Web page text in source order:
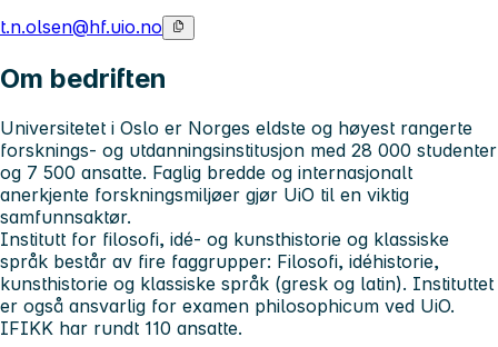
t.n.olsen@hf.uio.no
Om bedriften
Universitetet i Oslo er Norges eldste og høyest rangerte
forsknings- og utdanningsinstitusjon med 28 000 studenter
og 7 500 ansatte. Faglig bredde og internasjonalt
anerkjente forskningsmiljøer gjør UiO til en viktig
samfunnsaktør.
Institutt for filosofi, idé- og kunsthistorie og klassiske
språk består av fire faggrupper: Filosofi, idéhistorie,
kunsthistorie og klassiske språk (gresk og latin). Instituttet
er også ansvarlig for examen philosophicum ved UiO.
IFIKK har rundt 110 ansatte.